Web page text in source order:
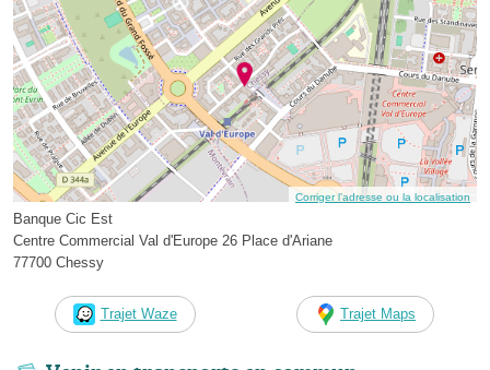
Corriger l’adresse ou la localisation
Banque Cic Est
Centre Commercial Val d'Europe 26 Place d'Ariane
77700 Chessy
Trajet Waze Trajet Maps